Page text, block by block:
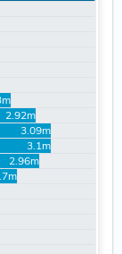
2.92m
3.09m
3.1m
2.96m